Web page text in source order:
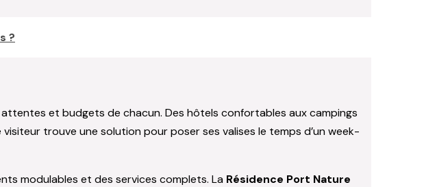
?
et budgets de chacun. Des hôtels confortables aux campings
trouve une solution pour poser ses valises le temps d’un week-
modulables et des services complets. La Résidence Port Nature